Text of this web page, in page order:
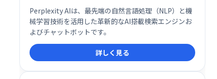
Perplexity AIは、最先端の自然言語処理（NLP）と機
械学習技術を活用した革新的なAI搭載検索エンジンお
よびチャットボットです。
詳しく見る